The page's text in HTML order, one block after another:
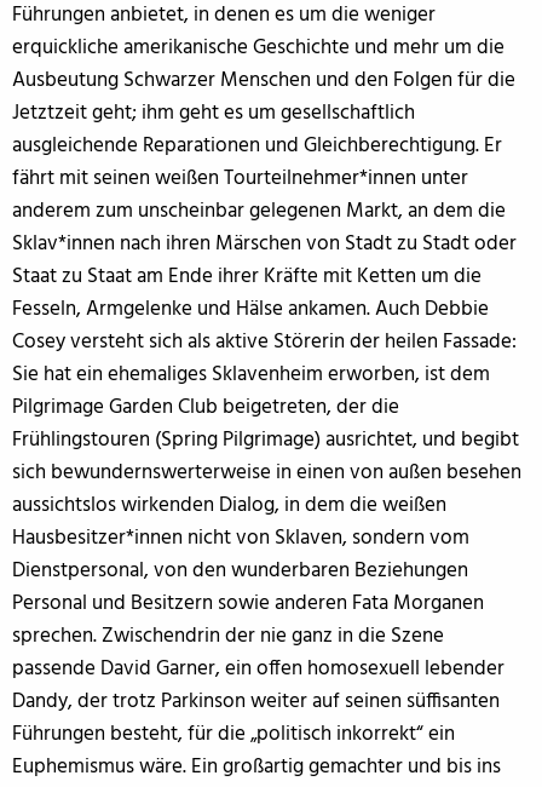
Führungen anbietet, in denen es um die weniger
erquickliche amerikanische Geschichte und mehr um die
Ausbeutung Schwarzer Menschen und den Folgen für die
Jetztzeit geht; ihm geht es um gesellschaftlich
ausgleichende Reparationen und Gleichberechtigung. Er
fährt mit seinen weißen Tourteilnehmer*innen unter
anderem zum unscheinbar gelegenen Markt, an dem die
Sklav*innen nach ihren Märschen von Stadt zu Stadt oder
Staat zu Staat am Ende ihrer Kräfte mit Ketten um die
Fesseln, Armgelenke und Hälse ankamen. Auch Debbie
Cosey versteht sich als aktive Störerin der heilen Fassade:
Sie hat ein ehemaliges Sklavenheim erworben, ist dem
Pilgrimage Garden Club beigetreten, der die
Frühlingstouren (Spring Pilgrimage) ausrichtet, und begibt
sich bewundernswerterweise in einen von außen besehen
aussichtslos wirkenden Dialog, in dem die weißen
Hausbesitzer*innen nicht von Sklaven, sondern vom
Dienstpersonal, von den wunderbaren Beziehungen
Personal und Besitzern sowie anderen Fata Morganen
sprechen. Zwischendrin der nie ganz in die Szene
passende David Garner, ein offen homosexuell lebender
Dandy, der trotz Parkinson weiter auf seinen süffisanten
Führungen besteht, für die „politisch inkorrekt“ ein
Euphemismus wäre. Ein großartig gemachter und bis ins